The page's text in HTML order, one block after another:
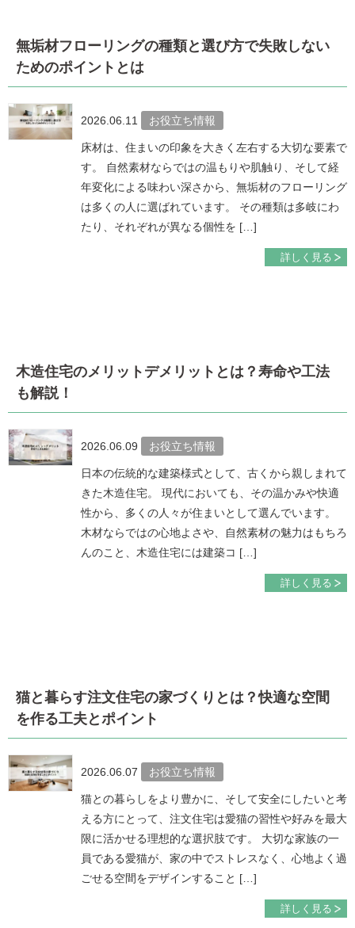
無垢材フローリングの種類と選び方で失敗しない
ためのポイントとは
2026.06.11 お役立ち情報
床材は、住まいの印象を大きく左右する大切な要素で
す。 自然素材ならではの温もりや肌触り、そして経
年変化による味わい深さから、無垢材のフローリング
は多くの人に選ばれています。 その種類は多岐にわ
たり、それぞれが異なる個性を […]
詳しく見る
木造住宅のメリットデメリットとは？寿命や工法
も解説！
2026.06.09 お役立ち情報
日本の伝統的な建築様式として、古くから親しまれて
きた木造住宅。 現代においても、その温かみや快適
性から、多くの人々が住まいとして選んでいます。
木材ならではの心地よさや、自然素材の魅力はもちろ
んのこと、木造住宅には建築コ […]
詳しく見る
猫と暮らす注文住宅の家づくりとは？快適な空間
を作る工夫とポイント
2026.06.07 お役立ち情報
猫との暮らしをより豊かに、そして安全にしたいと考
える方にとって、注文住宅は愛猫の習性や好みを最大
限に活かせる理想的な選択肢です。 大切な家族の一
員である愛猫が、家の中でストレスなく、心地よく過
ごせる空間をデザインすること […]
詳しく見る